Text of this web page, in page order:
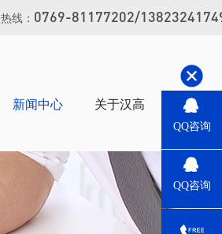
热线： 0769-81177202/
新闻中心 关于汉高 联系汉
QQ咨询
QQ咨询